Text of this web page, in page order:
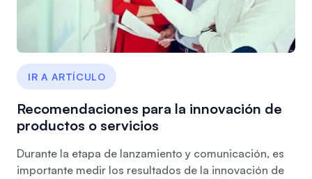
IR A ARTÍCULO
Recomendaciones para la innovación de
productos o servicios
Durante la etapa de lanzamiento y comunicación, es
importante medir los resultados de la innovación de